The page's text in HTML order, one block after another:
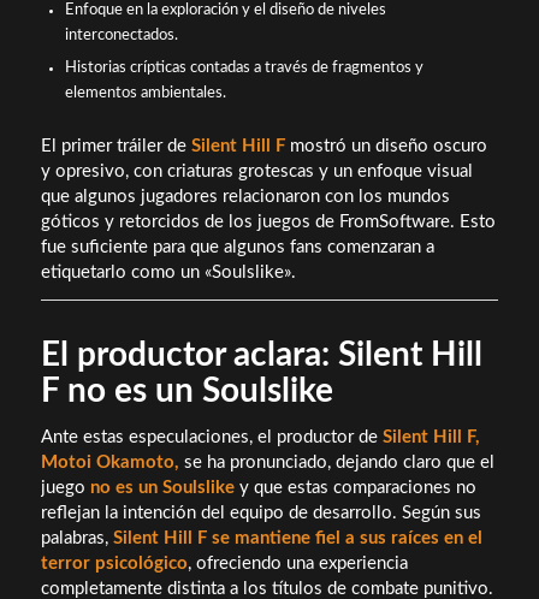
Enfoque en la exploración y el diseño de niveles
interconectados.
Historias crípticas contadas a través de fragmentos y
elementos ambientales.
El primer tráiler de Silent Hill Fmostró un diseño oscuro
y opresivo, con criaturas grotescas y un enfoque visual
que algunos jugadores relacionaron con los mundos
góticos y retorcidos de los juegos de FromSoftware. Esto
fue suficiente para que algunos fans comenzaran a
etiquetarlo como un «Soulslike».
El productor aclara: Silent Hill
F no es un Soulslike
Ante estas especulaciones, el productor de Silent Hill F,
Motoi Okamoto, se ha pronunciado, dejando claro que el
juego no es un Soulslikey que estas comparaciones no
reflejan la intención del equipo de desarrollo. Según sus
palabras, Silent Hill F se mantiene fiel a sus raíces en el
terror psicológico, ofreciendo una experiencia
completamente distinta a los títulos de combate punitivo.